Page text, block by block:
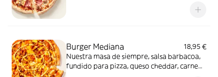
Burger Mediana
18,95 €
Nuestra masa de siempre, salsa barbacoa,
fundido para pizza, queso cheddar, carne